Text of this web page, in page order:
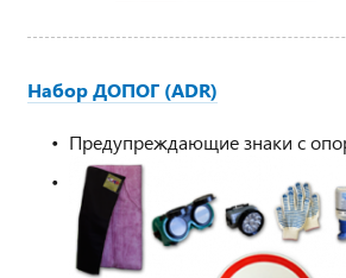
Набор ДОПОГ (ADR)
Предупреждающие знаки с